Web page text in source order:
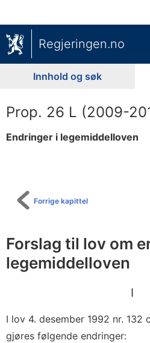
Regjeringen.no
Innhold og søk
Prop. 26 L (2009-
Endringer i legemiddelloven
Forrige kapittel
Forslag til lov om
legemiddelloven
I
I lov 4. desember 1992 nr. 132
gjøres følgende endringer: